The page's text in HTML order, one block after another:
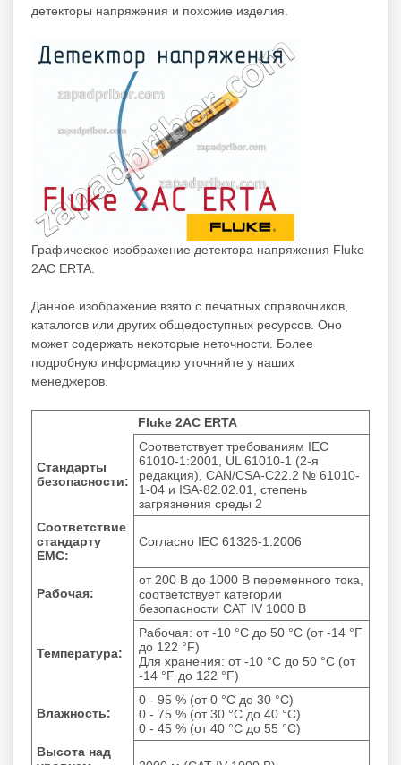
детекторы напряжения и похожие изделия.
Графическое изображение детектора напряжения Fluke
2AC ERTA.
Данное изображение взято с печатных справочников,
каталогов или других общедоступных ресурсов. Оно
может содержать некоторые неточности. Более
подробную информацию уточняйте у наших
менеджеров.
Fluke 2AC ERTA
Стандарты
безопасности:
Соответствует требованиям IEC
61010-1:2001, UL 61010-1 (2-я
редакция), CAN/CSA-C22.2 № 61010-
1-04 и ISA-82.02.01, степень
загрязнения среды 2
Соответствие
стандарту
EMC:
Согласно IEC 61326-1:2006
Рабочая:
от 200 В до 1000 В переменного тока,
соответствует категории
безопасности CAT IV 1000 В
Температура:
Рабочая: от -10 °C до 50 °C (от -14 °F
до 122 °F)
Для хранения: от -10 °C до 50 °C (от
-14 °F до 122 °F)
Влажность:
0 - 95 % (от 0 °C до 30 °C)
0 - 75 % (от 30 °C до 40 °C)
0 - 45 % (от 40 °C до 55 °C)
Высота над